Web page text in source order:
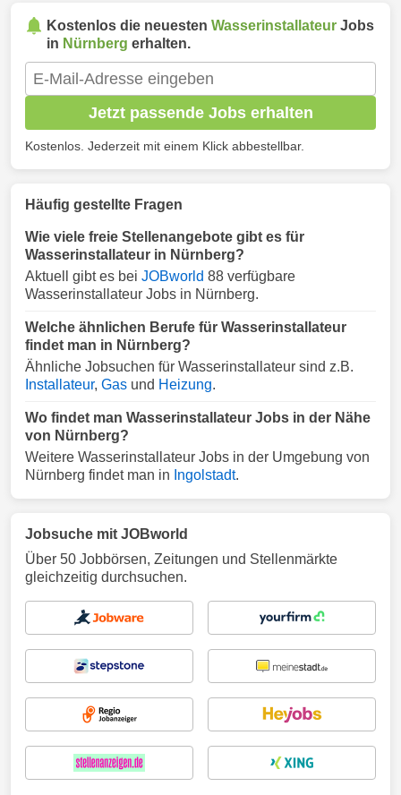
Kostenlos die neuesten Wasserinstallateur Jobs
in Nürnberg erhalten.
Jetzt passende Jobs erhalten
Kostenlos. Jederzeit mit einem Klick abbestellbar.
Häufig gestellte Fragen
Wie viele freie Stellenangebote gibt es für
Wasserinstallateur in Nürnberg?
Aktuell gibt es bei JOBworld 88 verfügbare
Wasserinstallateur Jobs in Nürnberg.
Welche ähnlichen Berufe für Wasserinstallateur
findet man in Nürnberg?
Ähnliche Jobsuchen für Wasserinstallateur sind z.B.
Installateur, Gas und Heizung.
Wo findet man Wasserinstallateur Jobs in der Nähe
von Nürnberg?
Weitere Wasserinstallateur Jobs in der Umgebung von
Nürnberg findet man in Ingolstadt.
Jobsuche mit JOBworld
Über 50 Jobbörsen, Zeitungen und Stellenmärkte
gleichzeitig durchsuchen.